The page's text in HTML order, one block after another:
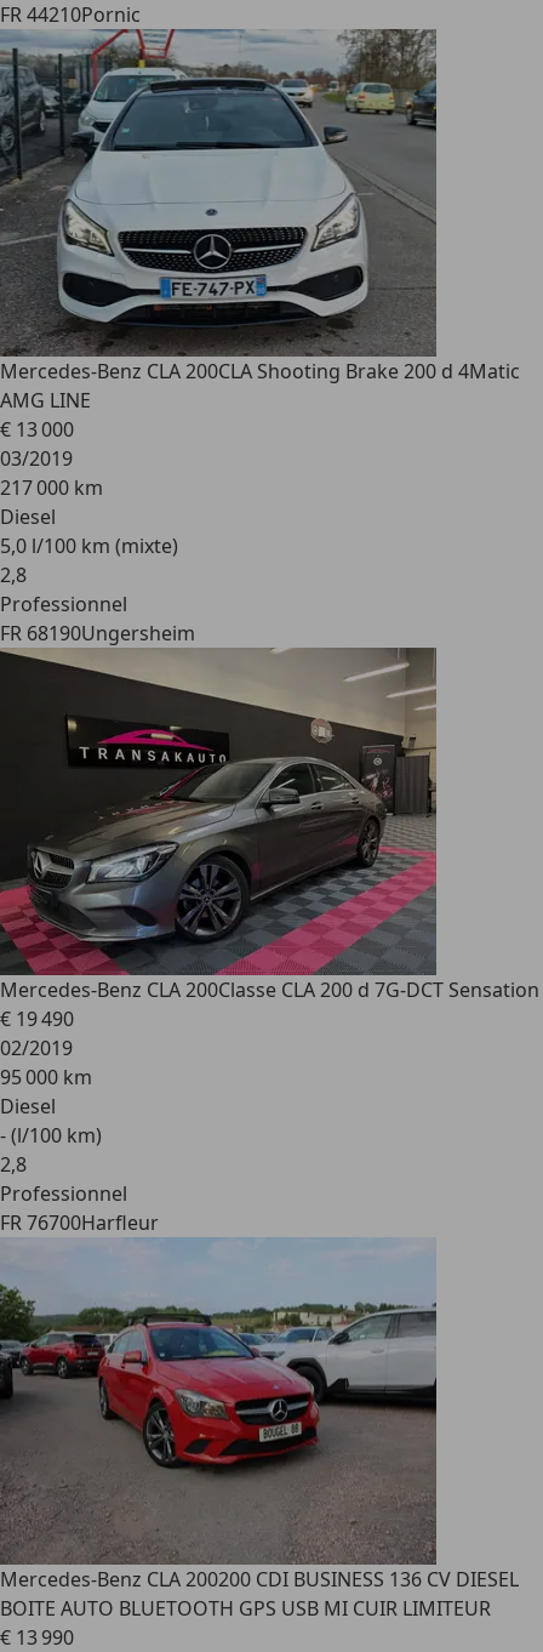
FR 44210Pornic
Mercedes-Benz CLA 200CLA Shooting Brake 200 d 4Matic
AMG LINE
€ 13 000
03/2019
217 000 km
Diesel
5,0 l/100 km (mixte)
2,8
Professionnel
FR 68190Ungersheim
Mercedes-Benz CLA 200Classe CLA 200 d 7G-DCT Sensation
€ 19 490
02/2019
95 000 km
Diesel
- (l/100 km)
2,8
Professionnel
FR 76700Harfleur
Mercedes-Benz CLA 200200 CDI BUSINESS 136 CV DIESEL
BOITE AUTO BLUETOOTH GPS USB MI CUIR LIMITEUR
€ 13 990